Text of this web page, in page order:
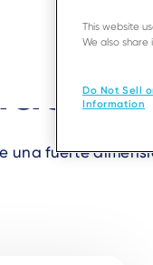
una fuerte
This website
We also
Do Not Sell
Information